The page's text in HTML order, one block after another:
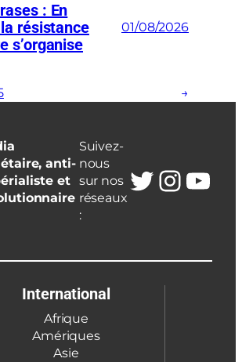
: En
résistance
s’organise
01/08/2026
→
anti-
et
Suivez-
nous
sur nos
réseaux
:
Twitter
International
Afrique
Amériques
Asie